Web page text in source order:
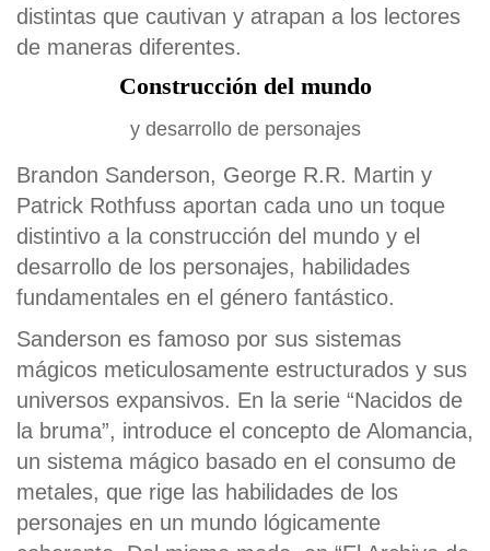
distintas que cautivan y atrapan a los lectores
de maneras diferentes.
Construcción del mundo
y desarrollo de personajes
Brandon Sanderson, George R.R. Martin y
Patrick Rothfuss aportan cada uno un toque
distintivo a la construcción del mundo y el
desarrollo de los personajes, habilidades
fundamentales en el género fantástico.
Sanderson es famoso por sus sistemas
mágicos meticulosamente estructurados y sus
universos expansivos. En la serie “Nacidos de
la bruma”, introduce el concepto de Alomancia,
un sistema mágico basado en el consumo de
metales, que rige las habilidades de los
personajes en un mundo lógicamente